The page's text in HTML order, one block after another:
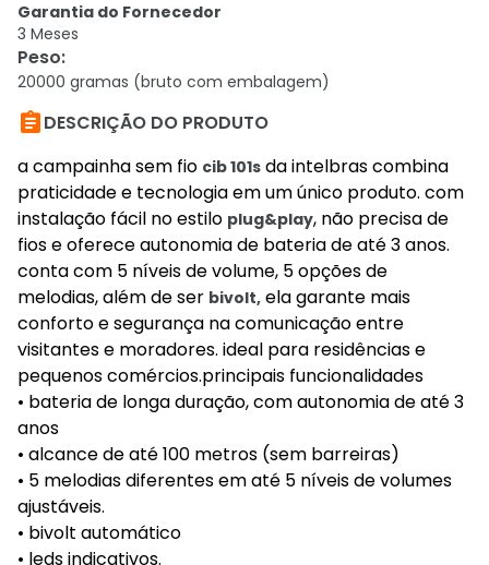
Garantia do Fornecedor
3 Meses
Peso:
20000 gramas (bruto com embalagem)
DESCRIÇÃO DO PRODUTO
a campainha sem fio cib 101s da intelbras combina
praticidade e tecnologia em um único produto. com
instalação fácil no estilo plug&play, não precisa de
fios e oferece autonomia de bateria de até 3 anos.
conta com 5 níveis de volume, 5 opções de
melodias, além de ser bivolt, ela garante mais
conforto e segurança na comunicação entre
visitantes e moradores. ideal para residências e
pequenos comércios.principais funcionalidades
• bateria de longa duração, com autonomia de até 3
anos
• alcance de até 100 metros (sem barreiras)
• 5 melodias diferentes em até 5 níveis de volumes
ajustáveis.
• bivolt automático
• leds indicativos.